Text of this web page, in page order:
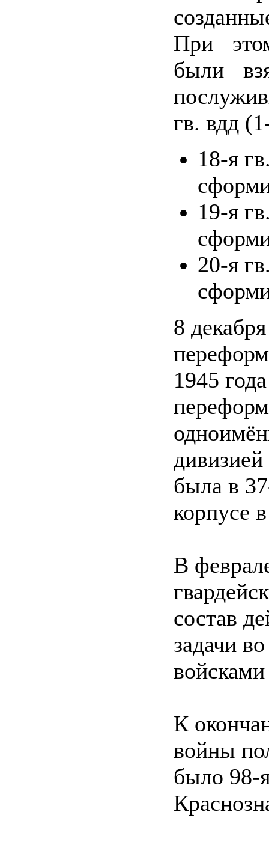
При
были
гв. вдд
18-я
19-я
20-я
8
1945
была в
корпусе
В
состав
задачи
К
войны
было 98-